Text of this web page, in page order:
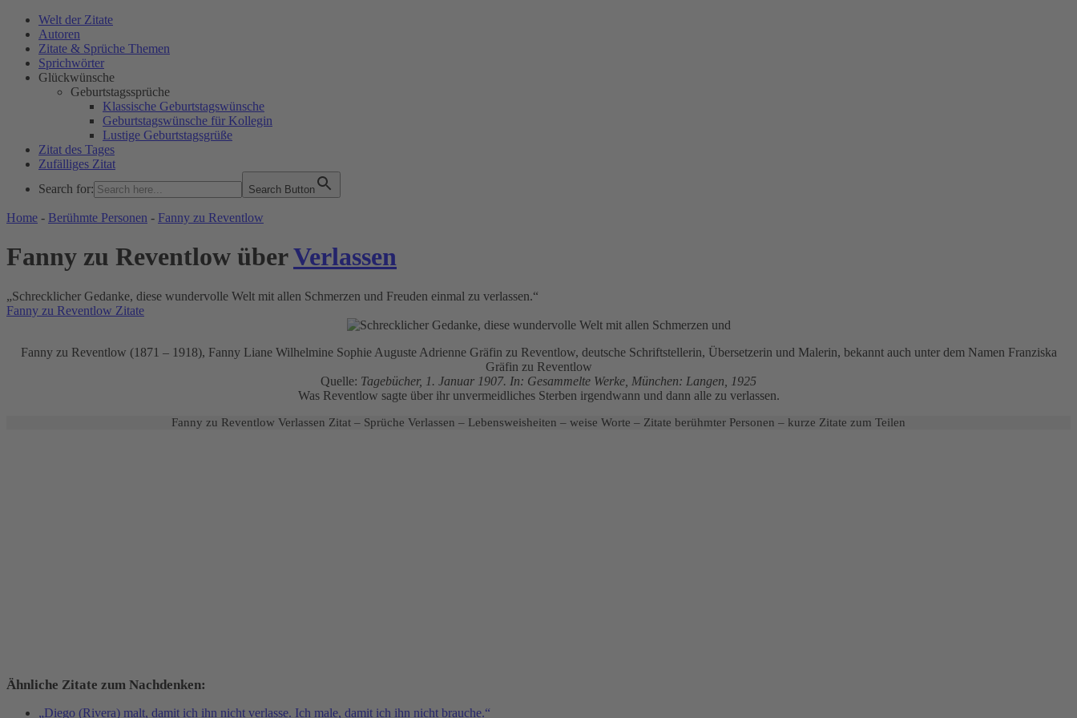
Welt der Zitate
Autoren
Zitate & Sprüche Themen
Sprichwörter
Glückwünsche
Geburtstagssprüche
Klassische Geburtstagswünsche
Geburtstagswünsche für Kollegin
Lustige Geburtstagsgrüße
Zitat des Tages
Zufälliges Zitat
Search for:
Search Button
WELT DER ZITATE
Home - Berühmte Personen - Fanny zu Reventlow
Fanny zu Reventlow überVerlassen
„Schrecklicher Gedanke, diese wundervolle Welt mit allen Schmerzen und Freuden einmal zu verlassen.“
Fanny zu Reventlow Zitate
Fanny zu Reventlow (1871 – 1918), Fanny Liane Wilhelmine Sophie Auguste Adrienne Gräfin zu Reventlow, deutsche Schriftstellerin, Übersetzerin und Malerin, bekannt auch unter dem Namen Franziska
Gräfin zu Reventlow
Quelle: Tagebücher, 1. Januar 1907. In: Gesammelte Werke, München: Langen, 1925
Was Reventlow sagte über ihr unvermeidliches Sterben irgendwann und dann alle zu verlassen.
Fanny zu Reventlow Verlassen Zitat – Sprüche Verlassen – Lebensweisheiten – weise Worte – Zitate berühmter Personen – kurze Zitate zum Teilen
Ähnliche Zitate zum Nachdenken:
„Diego (Rivera) malt, damit ich ihn nicht verlasse. Ich male, damit ich ihn nicht brauche.“